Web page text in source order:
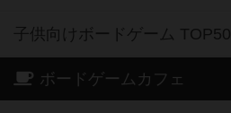
子供向けボードゲーム TOP50
ボードゲームカフェ